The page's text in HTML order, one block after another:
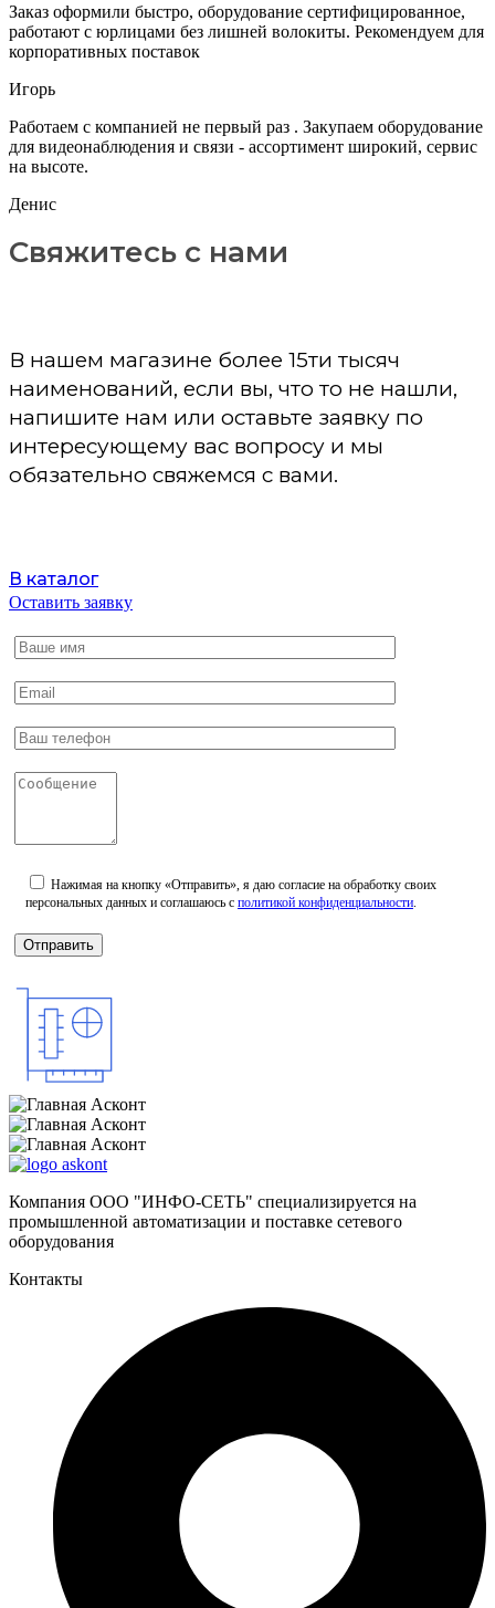
Заказ оформили быстро, оборудование сертифицированное,
работают с юрлицами без лишней волокиты. Рекомендуем для
корпоративных поставок
Игорь
Работаем с компанией не первый раз . Закупаем оборудование
для видеонаблюдения и связи - ассортимент широкий, сервис
на высоте.
Денис
Свяжитесь с нами
В нашем магазине более 15ти тысяч
наименований, если вы, что то не нашли,
напишите нам или оставьте заявку по
интересующему вас вопросу и мы
обязательно свяжемся с вами.
В каталог
Оставить заявку
Нажимая на кнопку «Отправить», я даю согласие на обработку своих
персональных данных и соглашаюсь с политикой конфиденциальности.
Компания ООО "ИНФО-СЕТЬ" специализируется на
промышленной автоматизации и поставке сетевого
оборудования
Контакты